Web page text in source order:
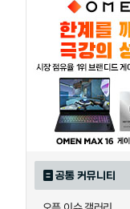
공통 커뮤니티